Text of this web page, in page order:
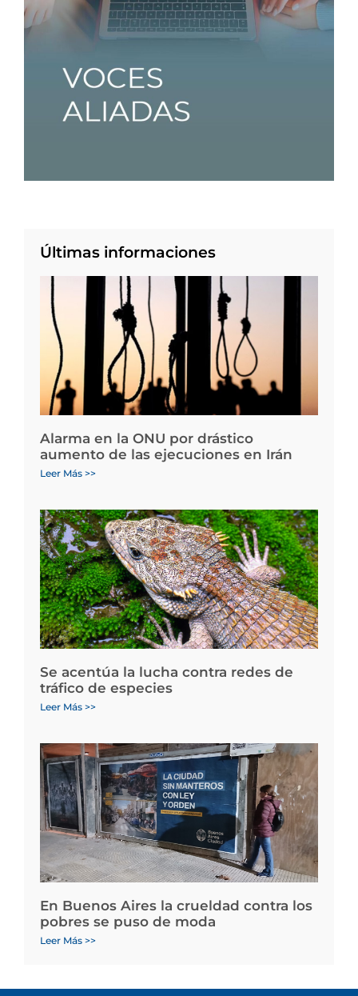
Últimas informaciones
Alarma en la ONU por drástico
aumento de las ejecuciones en Irán
Leer Más >>
Se acentúa la lucha contra redes de
tráfico de especies
Leer Más >>
En Buenos Aires la crueldad contra los
pobres se puso de moda
Leer Más >>